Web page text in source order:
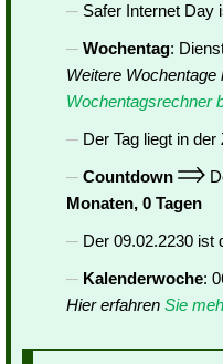
Safer Internet Day
Wochentag:
Weitere
Wochentagsrechner
Der Tag liegt in der
Countdown
Monaten, 0 Tagen
Der 09.02.2230 ist
Kalenderwoche:
Hier erfahren Sie